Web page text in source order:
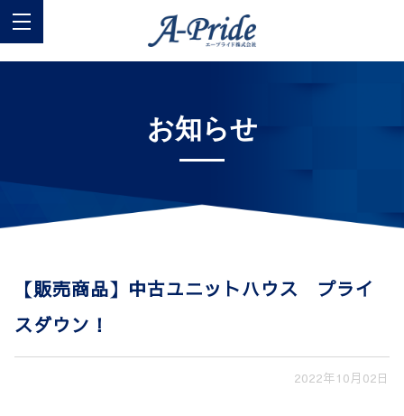
お知らせ
【販売商品】中古ユニットハウス プライ
スダウン！
2022年10月02日